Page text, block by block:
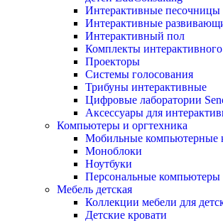
Интерактивные песочницы
Интерактивные
Интерактивный пол
Комплекты
Проекторы
Системы голосования
Трибуны интерактивные
Цифровые лаборатории
Аксессуары для
Компьютеры и оргтехника
Мобильные компьютерные
Моноблоки
Ноутбуки
Персональные компьютеры
Мебель детская
Коллекции мебели для
Детские кровати